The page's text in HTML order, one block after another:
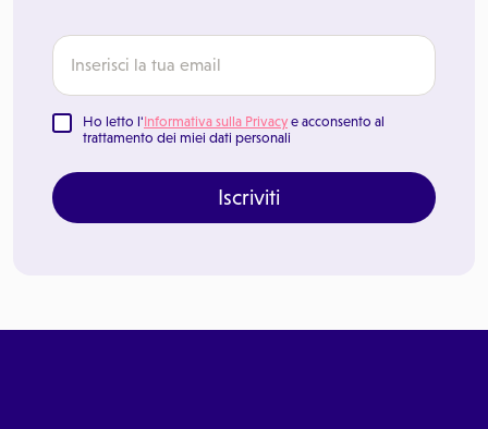
Ho letto l'Informativa sulla Privacy e acconsento al
trattamento dei miei dati personali
Iscriviti